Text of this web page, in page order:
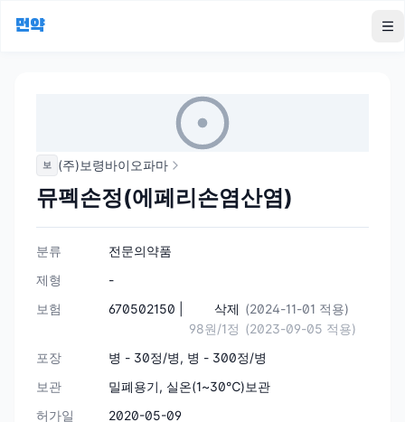
먼약
보 (주)보령바이오파마
뮤펙손정(에페리손염산염)
분류
전문의약품
제형
-
보험
670502150 | 삭제 (2024-11-01 적용)
98원/1정 (2023-09-05 적용)
포장
병 - 30정/병, 병 - 300정/병
보관
밀폐용기, 실온(1~30℃)보관
허가일
2020-05-09